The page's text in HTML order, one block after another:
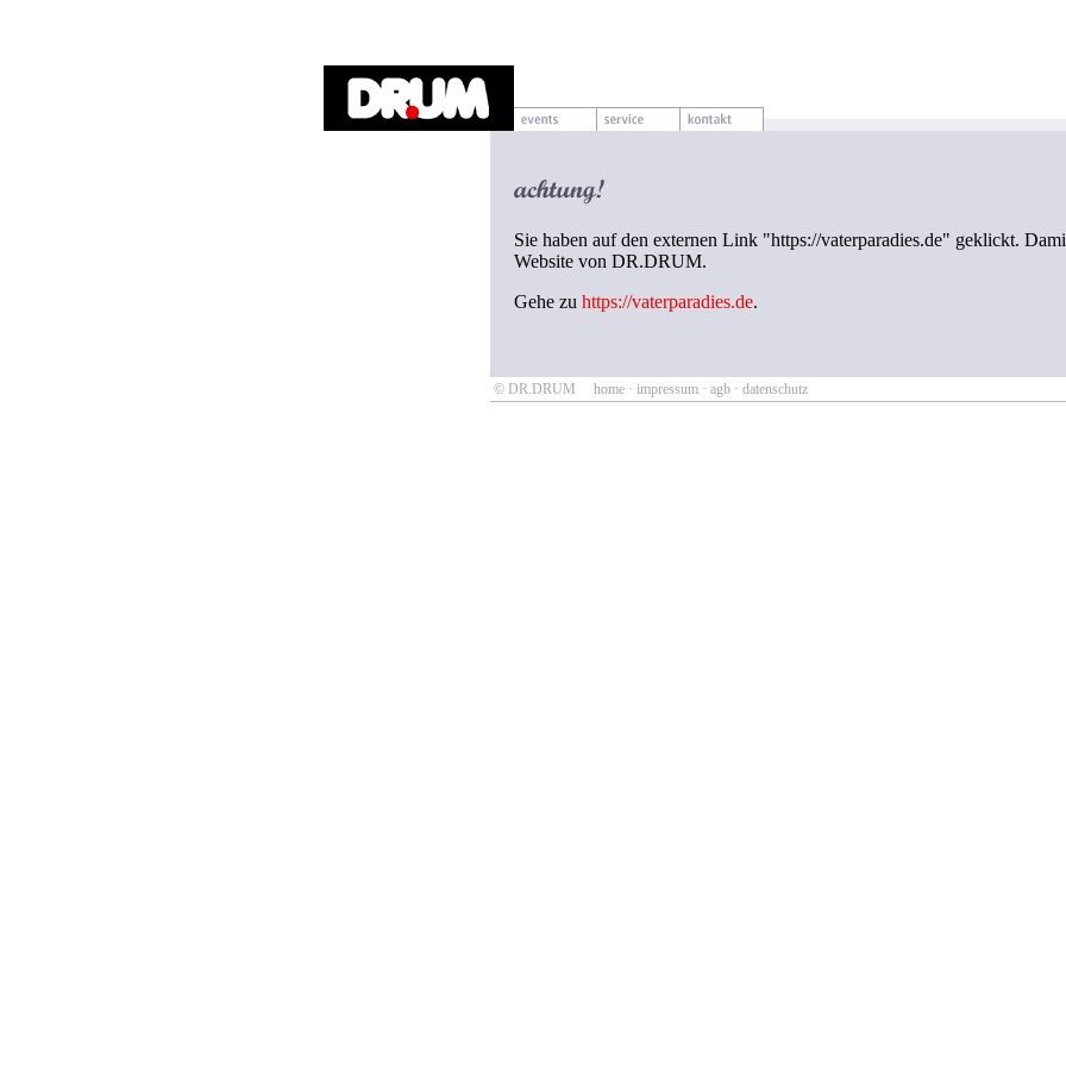
Sie haben auf den externen Link "https://vaterparadies.de" geklickt.
Website von DR.DRUM.
Gehe zu https://vaterparadies.de.
© DR.DRUM home · impressum · agb · datenschutz